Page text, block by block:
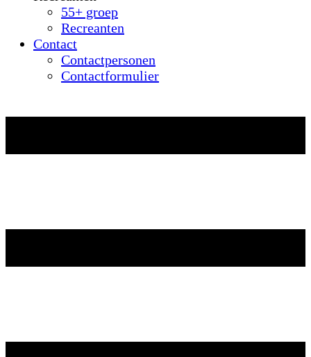
55+ groep
Recreanten
Contact
Contactpersonen
Contactformulier